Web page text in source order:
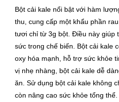
Bột cải kale nổi bật với hàm
thu, cung cấp một khẩu phần
tươi chỉ từ 3g bột. Điều này giúp
sức trong chế biến. Bột cải kale
oxy hóa mạnh, hỗ trợ sức khỏe
vị nhẹ nhàng, bột cải kale dễ
ăn. Sử dụng bột cải kale không
còn nâng cao sức khỏe tổng thể.